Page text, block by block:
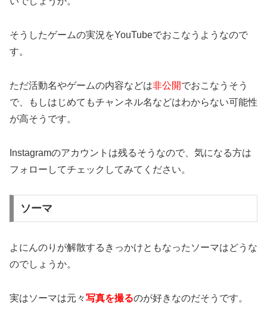
そうしたゲームの実況をYouTubeでおこなうようなので
す。
ただ活動名やゲームの内容などは非公開でおこなうそう
で、もしはじめてもチャンネル名などはわからない可能性
が高そうです。
Instagramのアカウントは残るそうなので、気になる方は
フォローしてチェックしてみてください。
ソーマ
よにんのりが解散するきっかけともなったソーマはどうな
のでしょうか。
実はソーマは元々写真を撮るのが好き なのだそうです。